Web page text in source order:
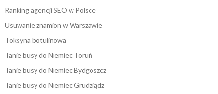
Ranking agencji SEO w Polsce
Usuwanie znamion w Warszawie
Toksyna botulinowa
Tanie busy do Niemiec Toruń
Tanie busy do Niemiec Bydgoszcz
Tanie busy do Niemiec Grudziądz